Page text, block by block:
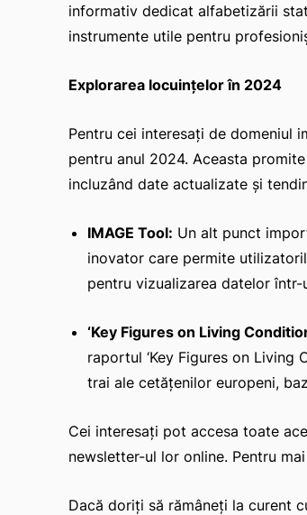
informativ dedicat alfabetizării
instrumente utile pentru
Explorarea locuințelor în 2024
Pentru cei interesați de domeniul
pentru anul 2024. Aceasta
incluzând date actualizate și
IMAGE Tool: Un alt punct
inovator care permite
pentru vizualizarea datelor
‘Key Figures on Living
raportul ‘Key Figures on Living
trai ale cetățenilor europeni,
Cei interesați pot accesa toate
newsletter-ul lor online. Pentru
Dacă doriți să rămâneți la curent